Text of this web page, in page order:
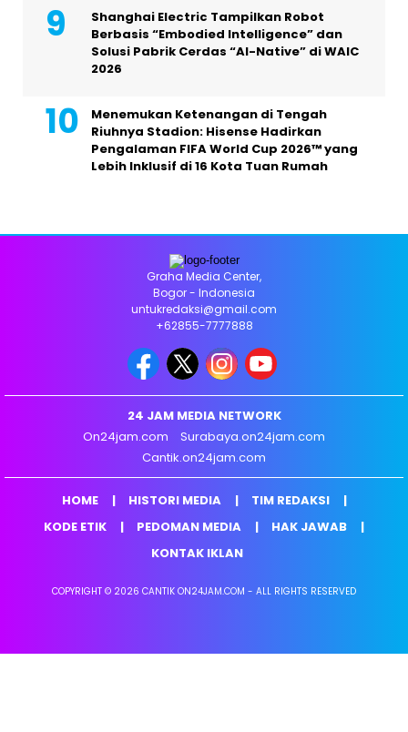
Shanghai Electric Tampilkan Robot
Berbasis “Embodied Intelligence” dan
Solusi Pabrik Cerdas “AI-Native” di WAIC
2026
Menemukan Ketenangan di Tengah
Riuhnya Stadion: Hisense Hadirkan
Pengalaman FIFA World Cup 2026™ yang
Lebih Inklusif di 16 Kota Tuan Rumah
Graha Media Center,
Bogor - Indonesia
untukredaksi@gmail.com
+62855-7777888
24 JAM MEDIA NETWORK
On24jam.com
Surabaya.on24jam.com
Cantik.on24jam.com
HOME HISTORI MEDIA
TIM REDAKSI
KODE ETIK
PEDOMAN MEDIA
HAK JAWAB
KONTAK IKLAN
COPYRIGHT © 2026 CANTIK ON24JAM.COM - ALL RIGHTS RESERVED